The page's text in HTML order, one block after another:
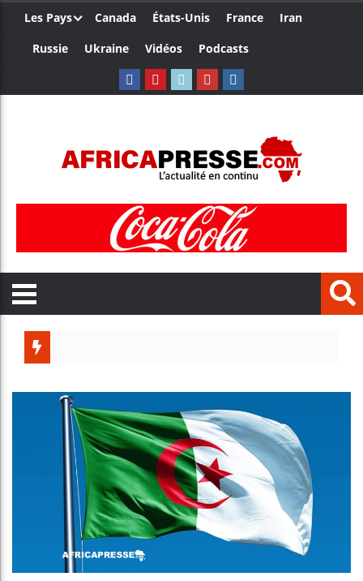
Les Pays Canada États-Unis France
Iran
Russie
Ukraine Vidéos Podcasts